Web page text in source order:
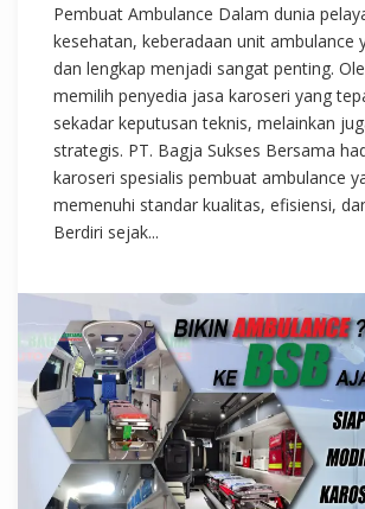
Pembuat Ambulance Dalam dunia
kesehatan, keberadaan unit ambulance
dan lengkap menjadi sangat penting.
memilih penyedia jasa karoseri yang
sekadar keputusan teknis, melainkan
strategis. PT. Bagja Sukses Bersama
karoseri spesialis pembuat ambulance
memenuhi standar kualitas, efisiensi,
Berdiri sejak...